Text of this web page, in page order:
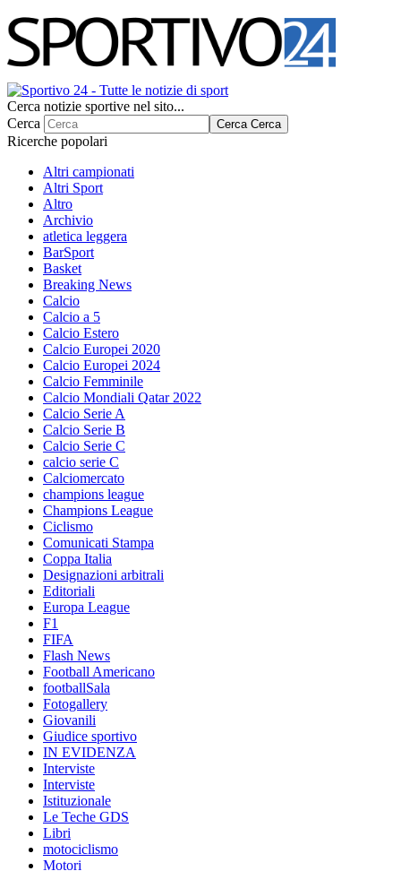
Cerca notizie sportive nel sito...
Cerca
Cerca Cerca
Ricerche popolari
Altri campionati
Altri Sport
Altro
Archivio
atletica leggera
BarSport
Basket
Breaking News
Calcio
Calcio a 5
Calcio Estero
Calcio Europei 2020
Calcio Europei 2024
Calcio Femminile
Calcio Mondiali Qatar 2022
Calcio Serie A
Calcio Serie B
Calcio Serie C
calcio serie C
Calciomercato
champions league
Champions League
Ciclismo
Comunicati Stampa
Coppa Italia
Designazioni arbitrali
Editoriali
Europa League
F1
FIFA
Flash News
Football Americano
footballSala
Fotogallery
Giovanili
Giudice sportivo
IN EVIDENZA
Interviste
Interviste
Istituzionale
Le Teche GDS
Libri
motociclismo
Motori